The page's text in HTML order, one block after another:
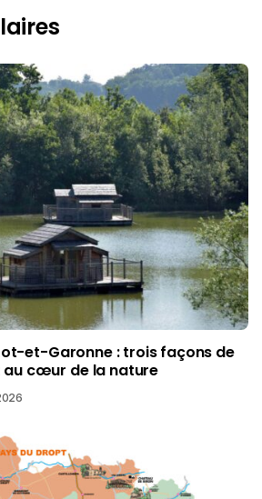
et-Garonne : trois façons de
cœur de la nature